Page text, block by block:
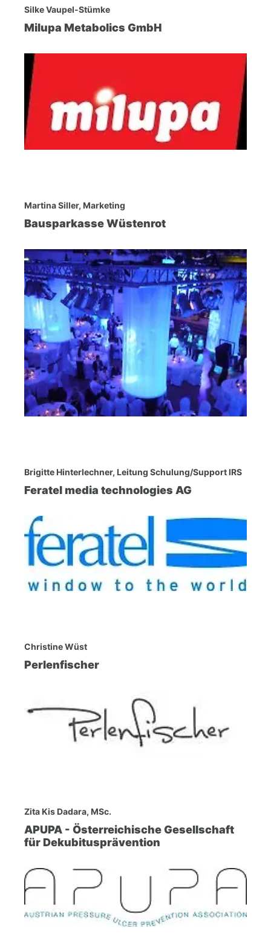
Silke Vaupel-Stümke
Milupa Metabolics GmbH
Martina Siller, Marketing
Bausparkasse Wüstenrot
Brigitte Hinterlechner, Leitung Schulung/Support IRS
Feratel media technologies AG
Christine Wüst
Perlenfischer
Zita Kis Dadara, MSc.
APUPA - Österreichische Gesellschaft
für Dekubitusprävention